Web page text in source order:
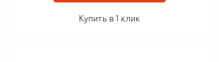
Купить в 1 клик